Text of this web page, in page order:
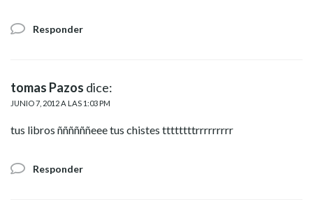
Responder
tomas Pazos dice:
JUNIO 7, 2012 A LAS 1:03 PM
tus libros ññññññeee tus chistes ttttttttrrrrrrrrr
Responder